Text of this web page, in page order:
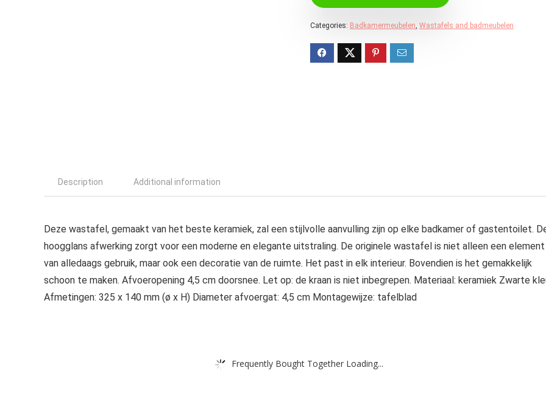
Categories: Badkamermeubelen, Wastafels and badmeubelen
Description Additional information
Deze wastafel, gemaakt van het beste keramiek, zal een stijlvolle aanvulling zijn op elke badkamer of gastentoilet.
hoogglans afwerking zorgt voor een moderne en elegante uitstraling. De originele wastafel is niet alleen een element
van alledaags gebruik, maar ook een decoratie van de ruimte. Het past in elk interieur. Bovendien is het gemakkelijk
schoon te maken. Afvoeropening 4,5 cm doorsnee. Let op: de kraan is niet inbegrepen. Materiaal: keramiek Zwarte
Afmetingen: 325 x 140 mm (ø x H) Diameter afvoergat: 4,5 cm Montagewijze: tafelblad
Frequently Bought Together Loading...